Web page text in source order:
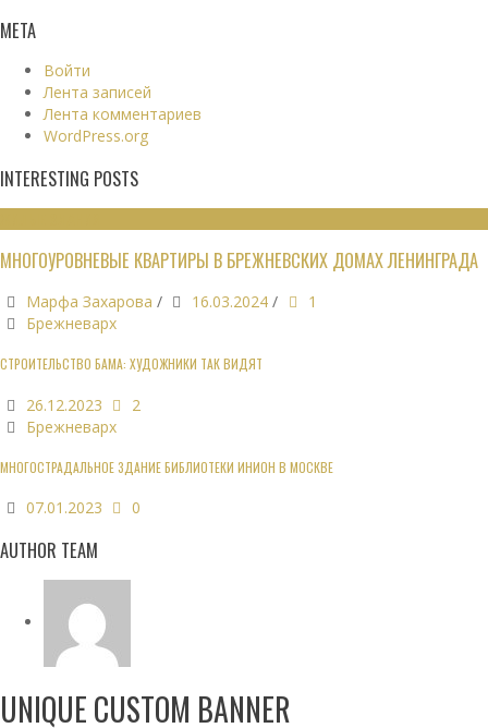
МЕТА
Войти
Лента записей
Лента комментариев
WordPress.org
INTERESTING POSTS
МНОГОУРОВНЕВЫЕ КВАРТИРЫ В БРЕЖНЕВСКИХ ДОМАХ ЛЕНИНГРАДА
Марфа Захарова / 16.03.2024 /
1
Брежневарх
СТРОИТЕЛЬСТВО БАМА: ХУДОЖНИКИ ТАК ВИДЯТ
26.12.2023
2
Брежневарх
МНОГОСТРАДАЛЬНОЕ ЗДАНИЕ БИБЛИОТЕКИ ИНИОН В МОСКВЕ
07.01.2023 0
AUTHOR TEAM
UNIQUE CUSTOM BANNER